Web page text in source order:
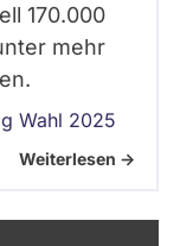
170.000
mehr
Wahl 2025
Weiterlesen ->